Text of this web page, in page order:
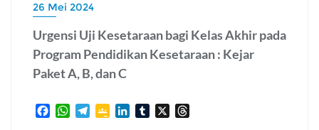
26 Mei 2024
Urgensi Uji Kesetaraan bagi Kelas Akhir pada
Program Pendidikan Kesetaraan : Kejar
Paket A, B, dan C
W
T
G
T
X